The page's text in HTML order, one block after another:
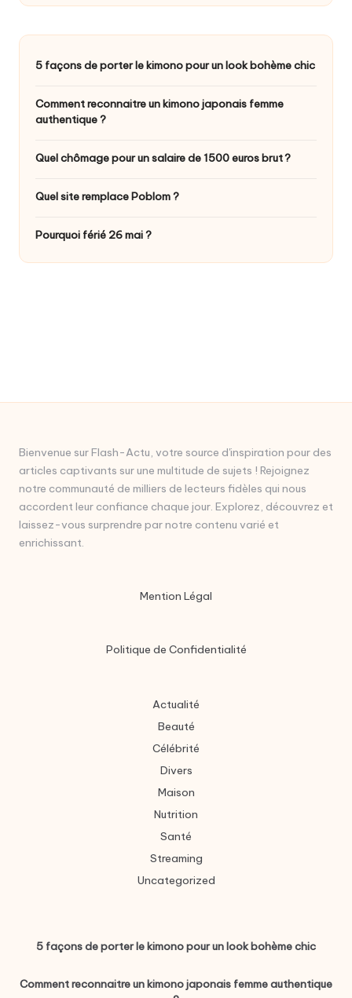
5 façons de porter le kimono pour un look bohème chic
Comment reconnaitre un kimono japonais femme
authentique ?
Quel chômage pour un salaire de 1500 euros brut ?
Quel site remplace Poblom ?
Pourquoi férié 26 mai ?
Bienvenue sur Flash-Actu, votre source d'inspiration pour des
articles captivants sur une multitude de sujets ! Rejoignez
notre communauté de milliers de lecteurs fidèles qui nous
accordent leur confiance chaque jour. Explorez, découvrez et
laissez-vous surprendre par notre contenu varié et
enrichissant.
Mention Légal
Politique de Confidentialité
Actualité
Beauté
Célébrité
Divers
Maison
Nutrition
Santé
Streaming
Uncategorized
5 façons de porter le kimono pour un look bohème chic
Comment reconnaitre un kimono japonais femme authentique